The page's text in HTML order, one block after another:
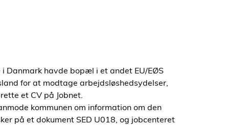
Danmark havde bopæl i et andet EU/EØS
for at modtage arbejdsløshedsydelser,
et CV på Jobnet.
kommunen om information om den
på et dokument SED U018, og jobcenteret